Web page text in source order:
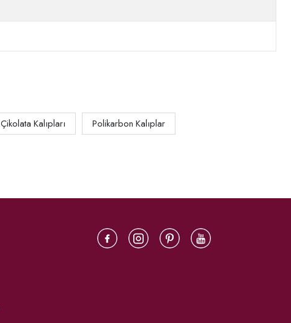
Çikolata Kalıpları Polikarbon Kalıplar